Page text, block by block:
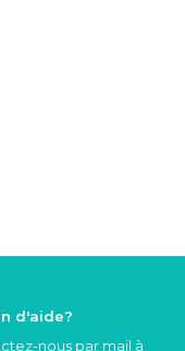
d'aide?
nous par mail à